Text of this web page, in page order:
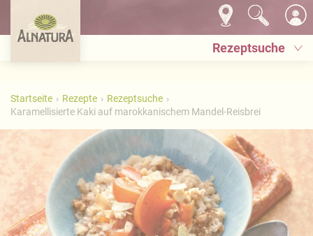
Rezeptsuche
Startseite Rezepte
Rezeptsuche
Karamellisierte Kaki auf marokkanischem Mandel-Reisbrei